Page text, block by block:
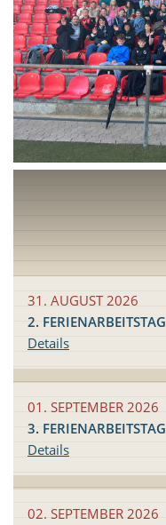
31. AUGUST 2026
2. FERIENARBEITSTAG
Details
01. SEPTEMBER 2026
3. FERIENARBEITSTAG
Details
02. SEPTEMBER 2026